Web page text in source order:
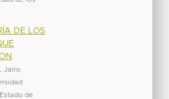
DE LOS
Jairo
de